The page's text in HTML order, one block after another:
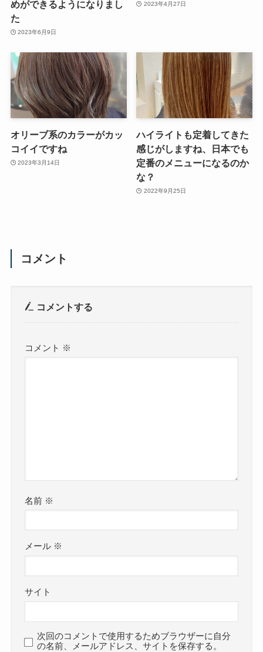
めができるようになりまし
た
2023年6月9日
2023年4月27日
オリーブ系のカラーがカッ
コイイですね
2023年3月14日
ハイライトも定着してきた
感じがしますね、日本でも
定番のメニューになるのか
な？
2022年9月25日
コメント
コメントする
コメント ※
名前 ※
メール ※
サイト
次回のコメントで使用するためブラウザーに自分
の名前、メールアドレス、サイトを保存する。